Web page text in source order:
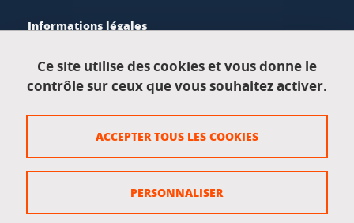
Informations légales
Données personnelles
Crédits
Gestion des cookies
Ce site utilise des cookies et vous donne le
contrôle sur ceux que vous souhaitez activer.
ACCEPTER TOUS LES COOKIES
PERSONNALISER